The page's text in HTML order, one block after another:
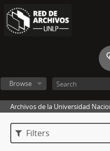
Browse
Archivos de la Universidad
Filters